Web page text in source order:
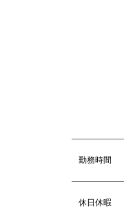
勤務時間
休日休暇